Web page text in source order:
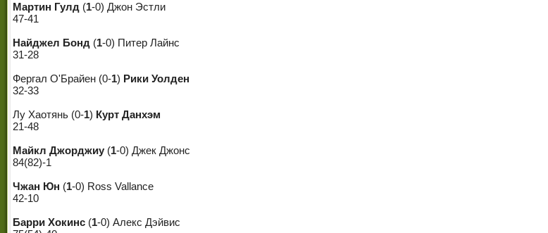
Мартин Гулд (1-0) Джон Эстли
47-41
Найджел Бонд (1-0) Питер Лайнс
31-28
Фергал О'Брайен (0-1) Рики Уолден
32-33
Лу Хаотянь (0-1) Курт Данхэм
21-48
Майкл Джорджиу (1-0) Джек Джонс
84(82)-1
Чжан Юн (1-0) Ross Vallance
42-10
Барри Хокинс (1-0) Алекс Дэйвис